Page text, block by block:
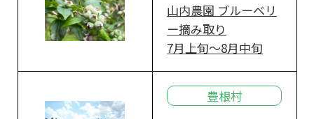
山内農園 ブルーベリ
ー摘み取り
7月上旬～8月中旬
豊根村